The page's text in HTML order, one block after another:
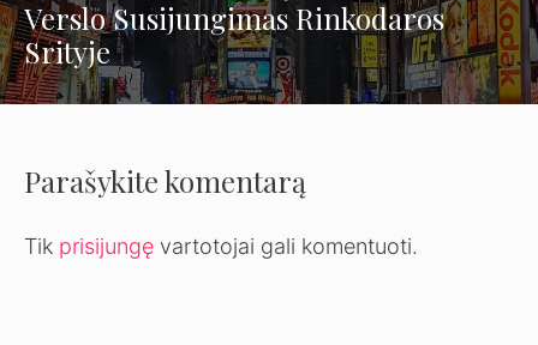
Verslo Susijungimas Rinkodaros
Srityje
Parašykite komentarą
Tik prisijungę vartotojai gali komentuoti.